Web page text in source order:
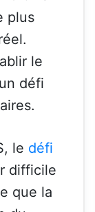
plus
le
défi
le défi
difficile
que la